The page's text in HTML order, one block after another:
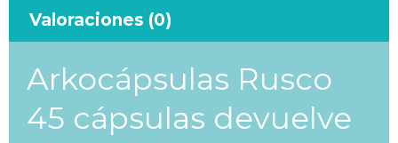
Valoraciones (0)
Arkocápsulas Rusco
45 cápsulas devuelve